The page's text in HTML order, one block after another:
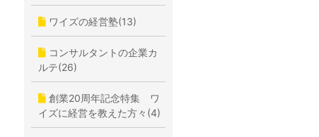
ワイズの経営塾(13)
コンサルタントの企業カ
ルテ(26)
創業20周年記念特集 ワ
イズに経営を教えた方々(4)